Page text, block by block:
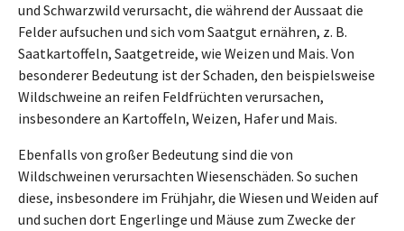
und Schwarzwild verursacht, die während der Aussaat die
Felder aufsuchen und sich vom Saatgut ernähren, z. B.
Saatkartoffeln, Saatgetreide, wie Weizen und Mais. Von
besonderer Bedeutung ist der Schaden, den beispielsweise
Wildschweine an reifen Feldfrüchten verursachen,
insbesondere an Kartoffeln, Weizen, Hafer und Mais.
Ebenfalls von großer Bedeutung sind die von
Wildschweinen verursachten Wiesenschäden. So suchen
diese, insbesondere im Frühjahr, die Wiesen und Weiden auf
und suchen dort Engerlinge und Mäuse zum Zwecke der